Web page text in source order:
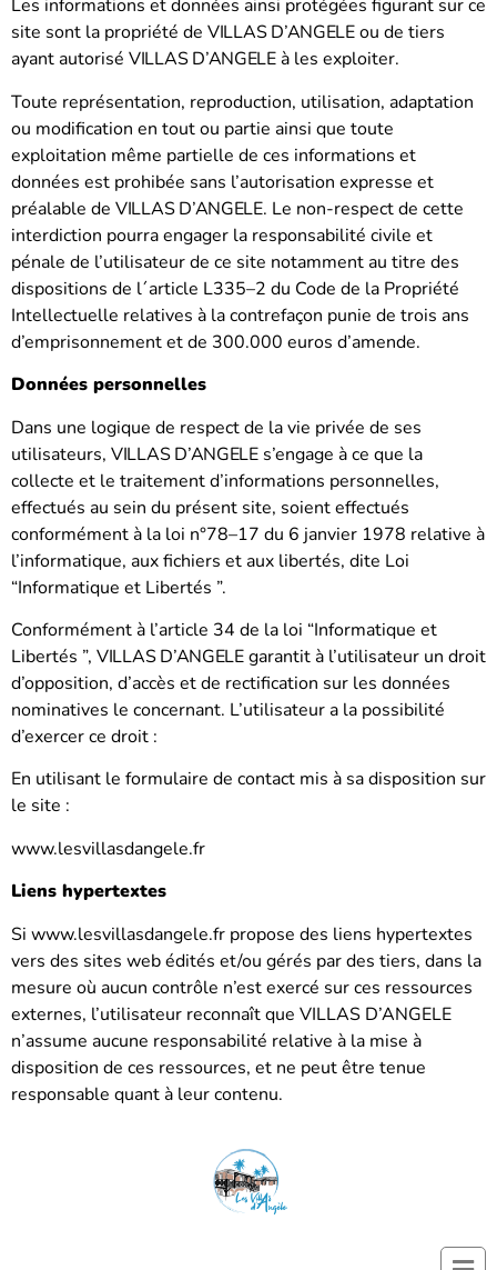
Les informations et données ainsi protégées figurant sur ce
site sont la propriété de VILLAS D’ANGELEou de tiers
ayant autorisé VILLAS D’ANGELEà les exploiter.
Toute représentation, reproduction, utilisation, adaptation
ou modification en tout ou partie ainsi que toute
exploitation même partielle de ces informations et
données est prohibée sans l’autorisation expresse et
préalable de VILLAS D’ANGELE. Le non-respect de cette
interdiction pourra engager la responsabilité civile et
pénale de l’utilisateur de ce site notamment au titre des
dispositions de l´article L335–2 du Code de la Propriété
Intellectuelle relatives à la contrefaçon punie de trois ans
d’emprisonnement et de 300.000 euros d’amende.
Données personnelles
Dans une logique de respect de la vie privée de ses
utilisateurs, VILLAS D’ANGELEs’engage à ce que la
collecte et le traitement d’informations personnelles,
effectués au sein du présent site, soient effectués
conformément à la loi n°78–17 du 6 janvier 1978 relative à
l’informatique, aux fichiers et aux libertés, dite Loi
“Informatique et Libertés ”.
Conformément à l’article 34 de la loi “Informatique et
Libertés ”, VILLAS D’ANGELEgarantit à l’utilisateur un droit
d’opposition, d’accès et de rectification sur les données
nominatives le concernant. L’utilisateur a la possibilité
d’exercer ce droit :
En utilisant le formulaire de contact mis à sa disposition sur
le site :
www.lesvillasdangele.fr
Liens hypertextes
Si www.lesvillasdangele.fr propose des liens hypertextes
vers des sites web édités et/ou gérés par des tiers, dans la
mesure où aucun contrôle n’est exercé sur ces ressources
externes, l’utilisateur reconnaît que VILLAS D’ANGELE
n’assume aucune responsabilité relative à la mise à
disposition de ces ressources, et ne peut être tenue
responsable quant à leur contenu.